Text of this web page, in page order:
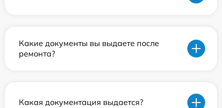
Какие документы вы выдаете после
ремонта?
Какая документация выдается?